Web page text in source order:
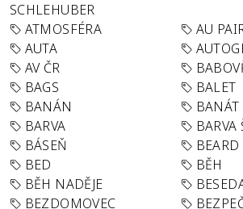
SCHLEHUBER
ATMOSFÉRA
AU
AUTA
AV ČR
BAGS
BALET
BANÁN
BANÁT
BARVA
BARVA
BÁSEŇ
BED
BĚH
BĚH NADĚJE
BEZDOMOVEC